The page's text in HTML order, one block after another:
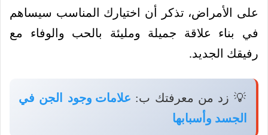
على الأمراض، تذكر أن اختيارك المناسب سيساهم
في بناء علاقة جميلة ومليئة بالحب والوفاء مع
رفيقك الجديد.
💡 زد من معرفتك ب: علامات وجود الجن في
الجسد وأسبابها